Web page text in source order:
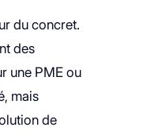
du concret.
des
une PME ou
mais
de